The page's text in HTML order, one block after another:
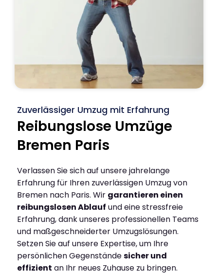
Zuverlässiger Umzug mit Erfahrung
Reibungslose Umzüge
Bremen Paris
Verlassen Sie sich auf unsere jahrelange
Erfahrung für Ihren zuverlässigen Umzug von
Bremen nach Paris. Wir garantieren einen
reibungslosen Ablauf und eine stressfreie
Erfahrung, dank unseres professionellen Teams
und maßgeschneiderter Umzugslösungen.
Setzen Sie auf unsere Expertise, um Ihre
persönlichen Gegenständesicher und
effizient an Ihr neues Zuhause zu bringen.